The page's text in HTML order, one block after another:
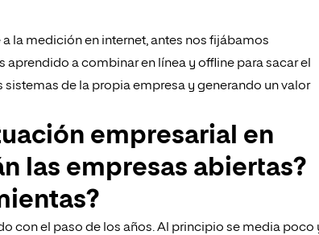
la medición en internet, antes nos fijábamos
a combinar en línea y offline para sacar el
de la propia empresa y generando un valor
empresarial en
las empresas abiertas?
con el paso de los años. Al principio se media poco